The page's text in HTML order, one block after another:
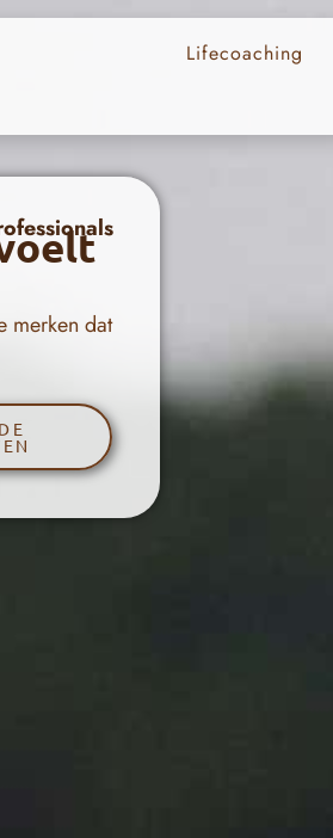
Lifecoaching
merken dat